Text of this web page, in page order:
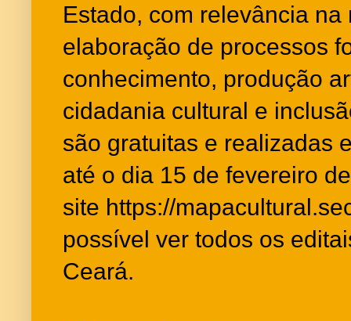
Estado, com relevância
elaboração de processos
conhecimento, produção
cidadania cultural e
são gratuitas e realizadas
até o dia 15 de fevereiro
site https://
possível ver todos os
Ceará.